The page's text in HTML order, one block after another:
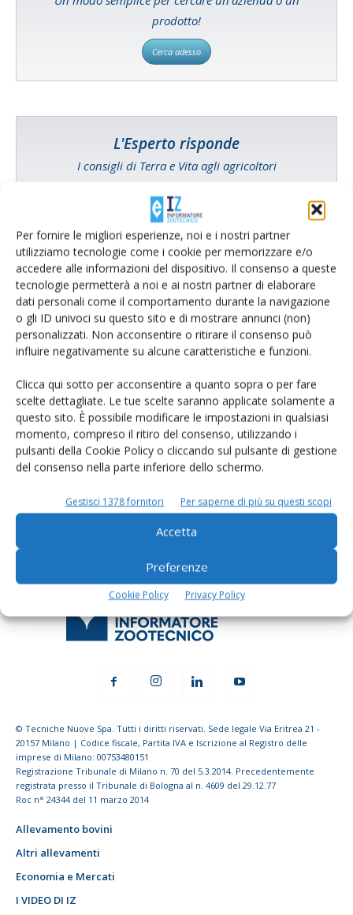
Per fornire le migliori esperienze, noi e i nostri partner
utilizziamo tecnologie come i cookie per memorizzare e/o
accedere alle informazioni del dispositivo. Il consenso a queste
tecnologie permetterà a noi e ai nostri partner di elaborare
dati personali come il comportamento durante la navigazione
o gli ID univoci su questo sito e di mostrare annunci (non)
personalizzati. Non acconsentire o ritirare il consenso può
influire negativamente su alcune caratteristiche e funzioni.
Clicca qui sotto per acconsentire a quanto sopra o per fare
scelte dettagliate. Le tue scelte saranno applicate solamente a
questo sito. È possibile modificare le impostazioni in qualsiasi
momento, compreso il ritiro del consenso, utilizzando i
pulsanti della Cookie Policy o cliccando sul pulsante di gestione
del consenso nella parte inferiore dello schermo.
Gestisci 1378 fornitori Per saperne di più su questi scopi
Accetta
Preferenze
Cookie Policy Privacy Policy
prodotto!
Cerca adesso
L'Esperto risponde
I consigli di Terra e Vita agli agricoltori
Cerca adesso
Rimani aggiornato sul mondo
dell’agricoltura
Iscriviti alle nostre newsletter
© Tecniche Nuove Spa. Tutti i diritti riservati. Sede legale Via Eritrea 21 -
20157 Milano | Codice fiscale, Partita IVA e Iscrizione al Registro delle
imprese di Milano: 00753480151
Registrazione Tribunale di Milano n. 70 del 5.3.2014. Precedentemente
registrata presso il Tribunale di Bologna al n. 4609 del 29.12.77
Roc n° 24344 del 11 marzo 2014
Allevamento bovini
Altri allevamenti
Economia e Mercati
I VIDEO DI IZ